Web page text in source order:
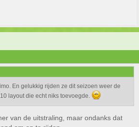
En gelukkig rijden ze dit seizoen weer de
layout die echt niks toevoegde.
van de uitstraling, maar ondanks dat